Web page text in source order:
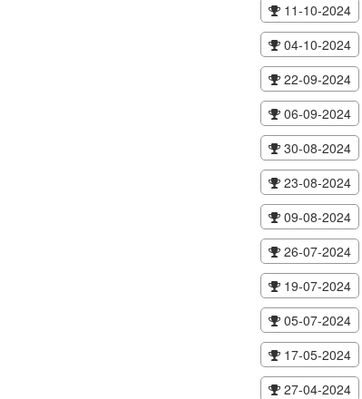
11-10-2024
04-10-2024
22-09-2024
06-09-2024
30-08-2024
23-08-2024
09-08-2024
26-07-2024
19-07-2024
05-07-2024
17-05-2024
27-04-2024